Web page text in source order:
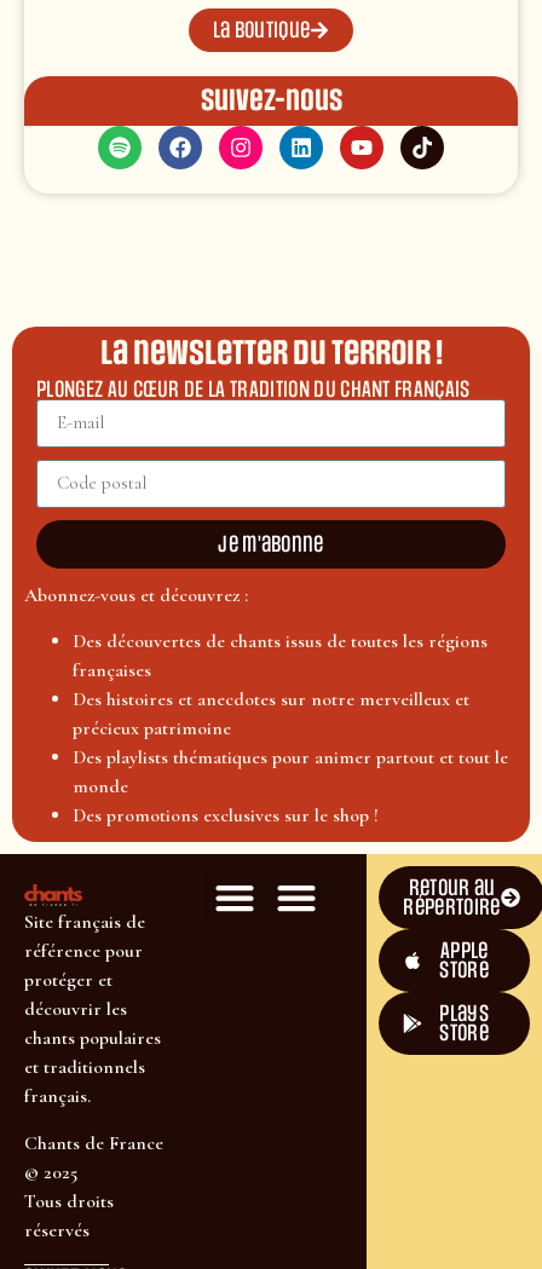
La boutique
Suivez-nous
La newsletter du terroir !
PLONGEZ AU CŒUR DE LA TRADITION DU CHANT FRANÇAIS
Je m'abonne
Abonnez-vous et découvrez :
Des découvertes de chants issus de toutes les régions
françaises
Des histoires et anecdotes sur notre merveilleux et
précieux patrimoine
Des playlists thématiques pour animer partout et tout le
monde
Des promotions exclusives sur le shop !
Site français de
référence pour
protéger et
découvrir les
chants populaires
et traditionnels
français.
Chants de France
© 2025
Tous droits
réservés
Retour au
répertoire
Apple
Store
plays
store